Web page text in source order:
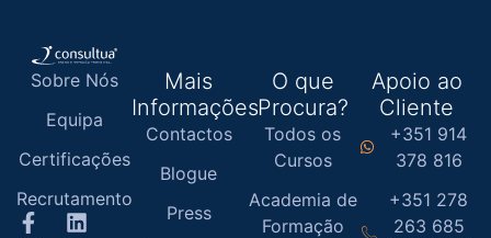
Sobre Nós
Equipa
Certificações
Recrutamento
Mais
Informações
Contactos
Blogue
Press
O que
Procura?
Todos os
Cursos
Academia de
Formação
Apoio ao
Cliente
+351 914
378 816
+351 278
263 685